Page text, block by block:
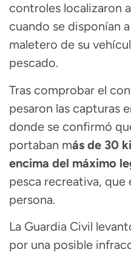
controles localizaron
cuando se disponían
maletero de su
pescado.
Tras comprobar el
pesaron las capturas
donde se confirmó
portaban más de 30
encima del máximo
pesca recreativa, que
persona.
La Guardia Civil
por una posible